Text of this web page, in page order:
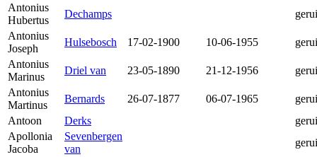
Antonius
Hubertus
Dechamps
Antonius
Joseph
Hulsebosch 17-02-1900 10-06-1955
Antonius
Marinus
Driel van 23-05-1890 21-12-1956
Antonius
Martinus
Bernards 26-07-1877 06-07-1965
Antoon
Derks
Apollonia
Jacoba
Sevenbergen
van